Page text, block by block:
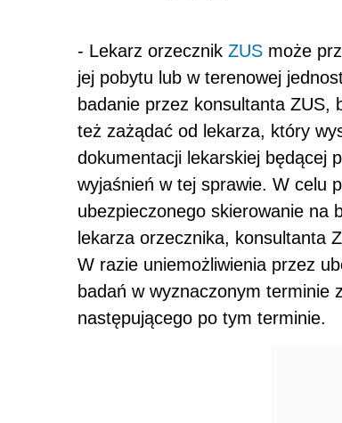
- Lekarz orzecznik ZUS może
jej pobytu lub w terenowej
badanie przez konsultanta ZUS,
też zażądać od lekarza, który
dokumentacji lekarskiej będącej
wyjaśnień w tej sprawie. W celu
ubezpieczonego skierowanie na
lekarza orzecznika, konsultanta
W razie uniemożliwienia przez
badań w wyznaczonym terminie
następującego po tym terminie.